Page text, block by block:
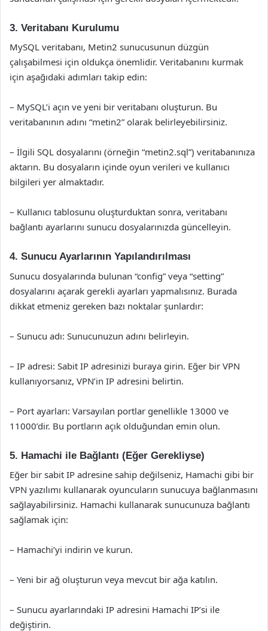
3. Veritabanı Kurulumu
MySQL veritabanı, Metin2 sunucusunun düzgün
çalışabilmesi için oldukça önemlidir. Veritabanını kurmak
için aşağıdaki adımları takip edin:
– MySQL’i açın ve yeni bir veritabanı oluşturun. Bu
veritabanının adını “metin2” olarak belirleyebilirsiniz.
– İlgili SQL dosyalarını (örneğin “metin2.sql”) veritabanınıza
aktarın. Bu dosyaların içinde oyun verileri ve kullanıcı
bilgileri yer almaktadır.
– Kullanıcı tablosunu oluşturduktan sonra, veritabanı
bağlantı ayarlarını sunucu dosyalarınızda güncelleyin.
4. Sunucu Ayarlarının Yapılandırılması
Sunucu dosyalarında bulunan “config” veya “setting”
dosyalarını açarak gerekli ayarları yapmalısınız. Burada
dikkat etmeniz gereken bazı noktalar şunlardır:
– Sunucu adı: Sunucunuzun adını belirleyin.
– IP adresi: Sabit IP adresinizi buraya girin. Eğer bir VPN
kullanıyorsanız, VPN’in IP adresini belirtin.
– Port ayarları: Varsayılan portlar genellikle 13000 ve
11000’dir. Bu portların açık olduğundan emin olun.
5. Hamachi ile Bağlantı (Eğer Gerekliyse)
Eğer bir sabit IP adresine sahip değilseniz, Hamachi gibi bir
VPN yazılımı kullanarak oyuncuların sunucuya bağlanmasını
sağlayabilirsiniz. Hamachi kullanarak sunucunuza bağlantı
sağlamak için:
– Hamachi’yi indirin ve kurun.
– Yeni bir ağ oluşturun veya mevcut bir ağa katılın.
– Sunucu ayarlarındaki IP adresini Hamachi IP’si ile
değiştirin.